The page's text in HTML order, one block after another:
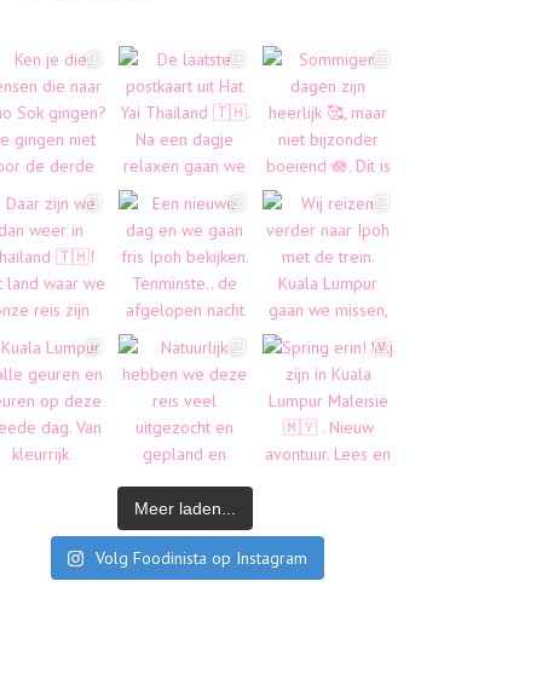
Meer laden...
Volg Foodinista op Instagram